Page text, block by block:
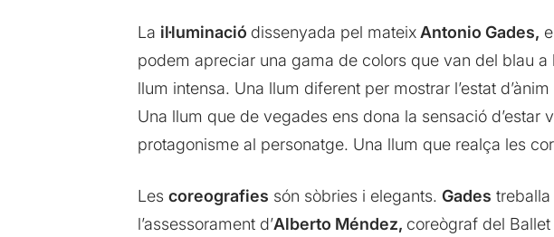
La il·luminació dissenyada pel mateixAntonio Gades,
podem apreciar una gama de colors que van del blau
llum intensa. Una llum diferent per mostrar l’estat
Una llum que de vegades ens dona la sensació
protagonisme al personatge. Una llum que realça les
Les coreografies són sòbries i elegants. Gades
l’assessorament d’Alberto Méndez, coreògraf del